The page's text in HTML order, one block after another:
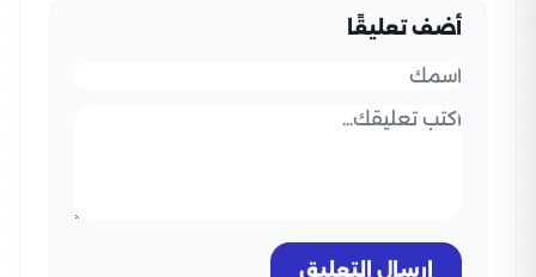
أضف تعليقًا
إرسال التعليق